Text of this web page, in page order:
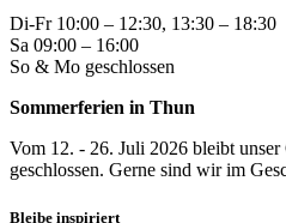
Di-Fr 10:00 – 12:30, 13:30 – 18:30
Sa 09:00 – 16:00
So & Mo geschlossen
Sommerferien in Thun
Vom 12. - 26. Juli 2026 bleibt
geschlossen. Gerne sind wir im
Bleibe inspiriert